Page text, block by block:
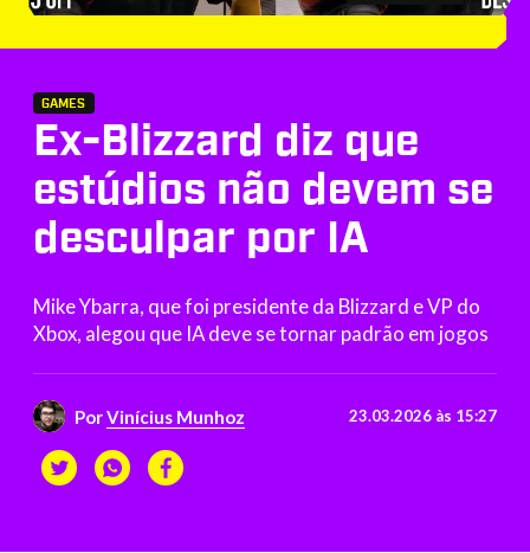
GAMES
Ex-Blizzard diz que
estúdios não devem se
desculpar por IA
Mike Ybarra, que foi presidente da Blizzard e VP do
Xbox, alegou que IA deve se tornar padrão em jogos
PorVinícius Munhoz 23.03.2026 às 15:27